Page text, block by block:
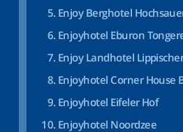
Enjoy Berghotel
Enjoyhotel Eburon
Enjoy Landhotel
Enjoyhotel Corner House
Enjoyhotel Eifeler Hof
Enjoyhotel Noordzee